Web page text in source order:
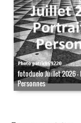
fotoduelo Juillet 2026
Personnes